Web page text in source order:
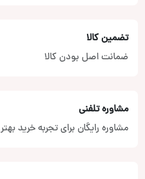
تضمین کالا
ضمانت اصل بودن کالا
مشاوره تلفنی
مشاوره رایگان برای تجربه خرید بهتر